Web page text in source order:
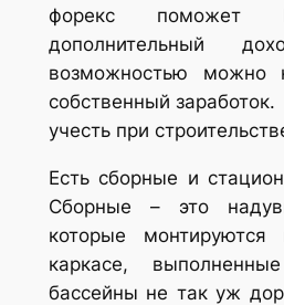
форекс поможет
дополнительный
возможностью можно
собственный
учесть при
Есть сборные и
Сборные – это
которые монтируются
каркасе,
бассейны не так уж